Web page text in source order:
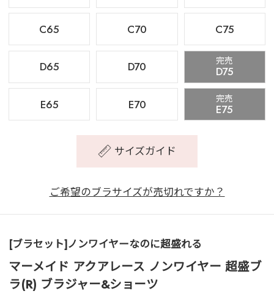
C65 C70 C75
D65 D70 完売
D75
E65 E70 完売
E75
サイズガイド
ご希望のブラサイズが売切れですか？
[ブラセット]ノンワイヤーなのに超盛れる
マーメイド アクアレース ノンワイヤー 超盛ブ
ラ(R) ブラジャー&ショーツ